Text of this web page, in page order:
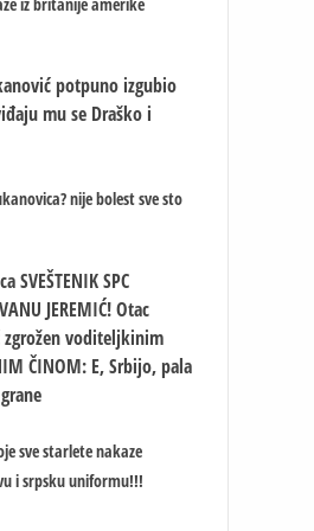
potpuno izgubio
mu se Draško i
nije bolest sve sto
SVEŠTENIK SPC
JEREMIĆ! Otac
zgrožen voditeljkinim
ČINOM: E, Srbijo, pala
sve starlete nakaze
i srpsku uniformu!!!